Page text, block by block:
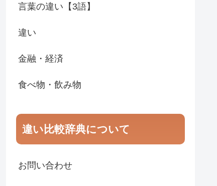
言葉の違い【3語】
違い
金融・経済
食べ物・飲み物
違い比較辞典について
お問い合わせ